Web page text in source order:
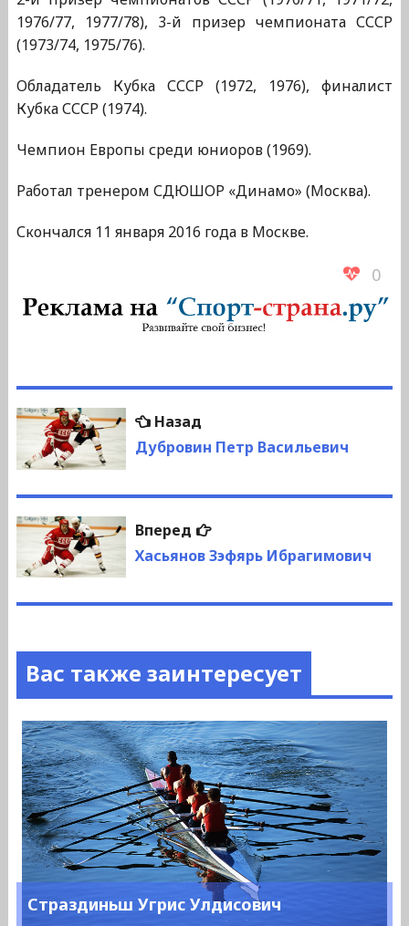
1976/77, 1977/78), 3-й призер чемпионата СССР
(1973/74, 1975/76).
Обладатель Кубка СССР (1972, 1976), финалист
Кубка СССР (1974).
Чемпион Европы среди юниоров (1969).
Работал тренером СДЮШОР «Динамо» (Москва).
Скончался 11 января 2016 года в Москве.
0
Навигация
по
записям
НазадПредыдущая
запись:
Дубровин Петр Васильевич
Вперед
Следующая
запись:
Хасьянов Зэфярь Ибрагимович
Вас также заинтересует
Страздиньш Угрис Улдисович